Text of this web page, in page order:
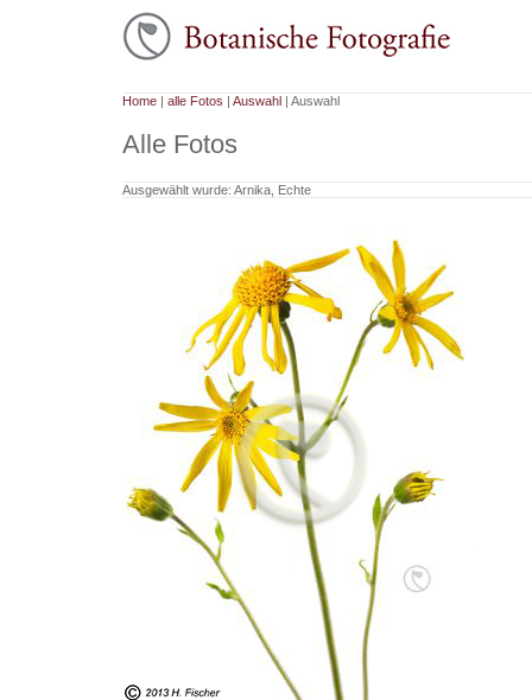
Home| alle Fotos | Auswahl| Auswahl
Alle Fotos
Ausgewählt wurde: Arnika, Echte